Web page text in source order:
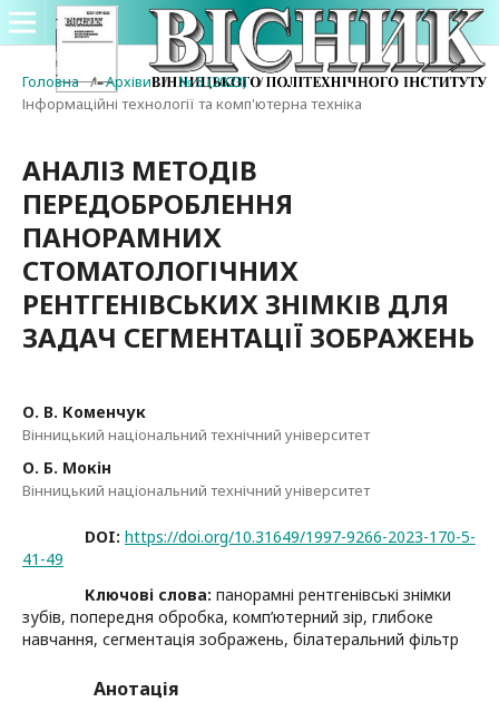
Головна / Архіви / № 5 (2023) /
Інформаційні технології та комп'ютерна техніка
АНАЛІЗ МЕТОДІВ
ПЕРЕДОБРОБЛЕННЯ
ПАНОРАМНИХ
СТОМАТОЛОГІЧНИХ
РЕНТГЕНІВСЬКИХ ЗНІМКІВ ДЛЯ
ЗАДАЧ СЕГМЕНТАЦІЇ ЗОБРАЖЕНЬ
О. В. Коменчук
Вінницький національний технічний університет
О. Б. Мокін
Вінницький національний технічний університет
DOI: https://doi.org/10.31649/1997-9266-2023-170-5-
41-49
Ключові слова: панорамні рентгенівські знімки
зубів, попередня обробка, комп’ютерний зір, глибоке
навчання, сегментація зображень, білатеральний фільтр
Анотація